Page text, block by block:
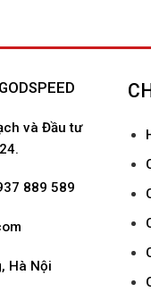
và Đầu tư
889 589
Hà Nội